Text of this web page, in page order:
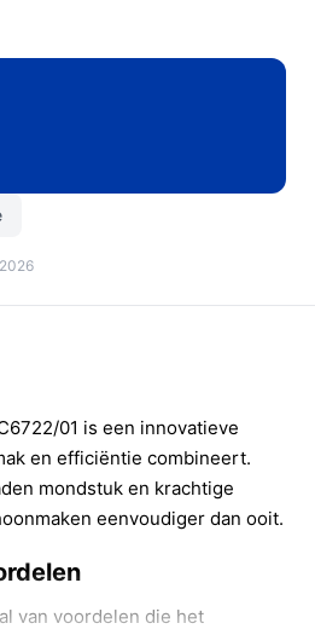
01 is een innovatieve
en efficiëntie combineert.
mondstuk en krachtige
eenvoudiger dan ooit.
van voordelen die het